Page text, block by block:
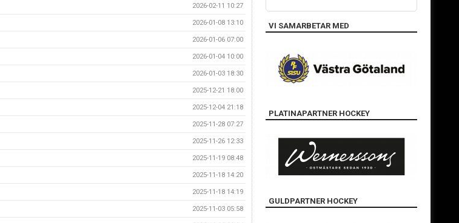
2026-02-11 10:27
2026-01-08 13:10
2026-01-06 07:00
2026-01-04 10:00
2026-01-03 18:30
2025-12-21 18:00
2025-12-04 21:18
2025-11-28 07:27
2025-11-26 12:33
2025-11-19 08:48
2025-11-18 14:20
2025-11-18 14:19
2025-11-03 05:58
VI SAMARBETAR MED
PLATINAPARTNER HOCKEY
GULDPARTNER HOCKEY